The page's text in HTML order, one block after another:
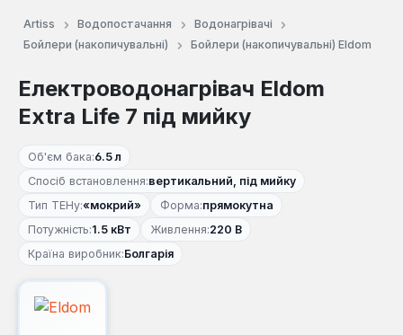
Artiss Водопостачання
Водонагрівачі
Бойлери (накопичувальні)
Бойлери (накопичувальні) Eldom
Електроводонагрівач Eldom
Extra Life 7 під мийку
Об'єм бака:6.5 л
Спосіб встановлення:вертикальний, під мийку
Тип ТЕНу:«мокрий» Форма:прямокутна
Потужність:1.5 кВт Живлення:220 В
Країна виробник:Болгарія